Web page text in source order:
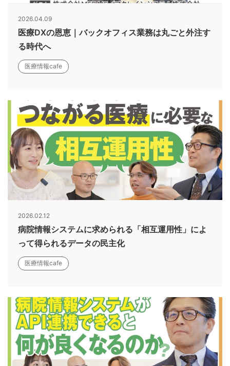
2026.04.09
医療DXの恩恵｜バックオフィス業務は丸ごと外注す
る時代へ
医療情報cafe
2026.02.12
病院情報システムに求められる「相互運用性」によ
って得られるデータの民主化
医療情報cafe